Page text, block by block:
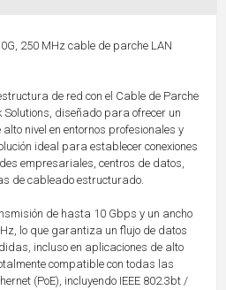
250 MHz cable de parche LAN
de red con el Cable de Parche
Solutions, diseñado para ofrecer un
nivel en entornos profesionales y
ideal para establecer conexiones
empresariales, centros de datos,
de cableado estructurado.
de hasta 10 Gbps y un ancho
lo que garantiza un flujo de datos
incluso en aplicaciones de alto
compatible con todas las
(PoE), incluyendo IEEE 802.3bt /